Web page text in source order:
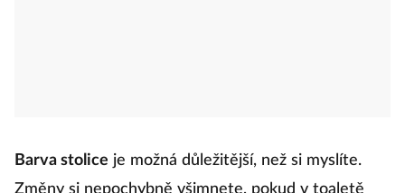
Barva stolice je možná důležitější, než si myslíte.
Změny si nepochybně všimnete, pokud v toaletě